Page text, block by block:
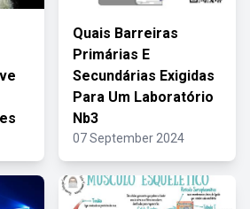
Quais Barreiras
Primárias E
Secundárias Exigidas
Para Um Laboratório
Nb3
07 September 2024